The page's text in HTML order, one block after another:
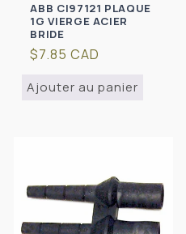
ABB CI97121 PLAQUE
1G VIERGE ACIER
BRIDE
Prix
$7.85 CAD
Ajouter au panier